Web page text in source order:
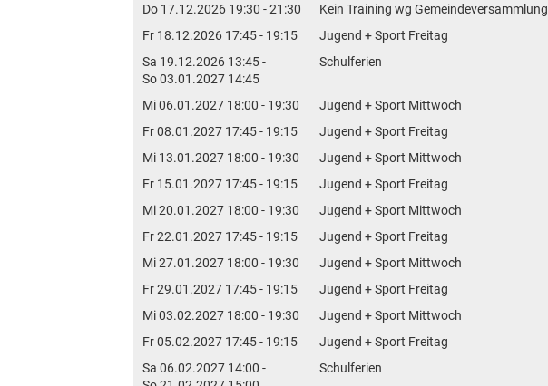
Do 17.12.2026 19:30 - 21:30
Kein Training wg Gemeindeversammlung
Fr 18.12.2026 17:45 - 19:15
Jugend + Sport Freitag
Sa 19.12.2026 13:45 -
So 03.01.2027 14:45
Schulferien
Mi 06.01.2027 18:00 - 19:30
Jugend + Sport Mittwoch
Fr 08.01.2027 17:45 - 19:15
Jugend + Sport Freitag
Mi 13.01.2027 18:00 - 19:30
Jugend + Sport Mittwoch
Fr 15.01.2027 17:45 - 19:15
Jugend + Sport Freitag
Mi 20.01.2027 18:00 - 19:30
Jugend + Sport Mittwoch
Fr 22.01.2027 17:45 - 19:15
Jugend + Sport Freitag
Mi 27.01.2027 18:00 - 19:30
Jugend + Sport Mittwoch
Fr 29.01.2027 17:45 - 19:15
Jugend + Sport Freitag
Mi 03.02.2027 18:00 - 19:30
Jugend + Sport Mittwoch
Fr 05.02.2027 17:45 - 19:15
Jugend + Sport Freitag
Sa 06.02.2027 14:00 -
Schulferien